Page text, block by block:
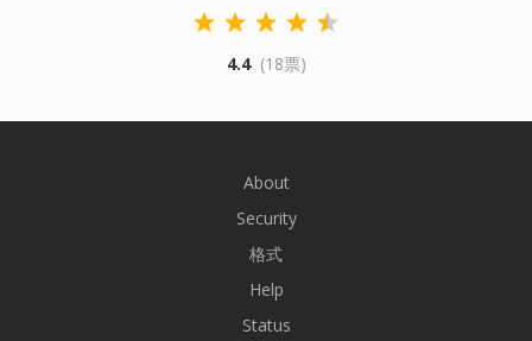
4.4 (18票)
About
Security
格式
Help
Status